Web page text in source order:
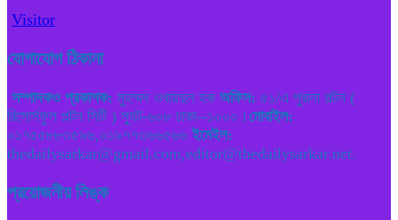
Visitor
যোগাযোগ ঠিকানা
সম্পাদকও প্রকাশক: মুহম্মদ ওবায়দুল হক অফিস: ৫১/এ পুরানা পল্টন (
রিসোর্সফুল পল্টন সিটি ) স্যুট-৬০৮ ঢাকা--১০০০। মোবাইল:
০১৭৫৫৮৮৩৫৯৬,০১৯৭৭৩৬৬৫৬৬ ইমেইল:
thedailysarkar@gmail.com,editor@thedailysarkar.net.
প্রয়োজনীয় লিঙ্ক